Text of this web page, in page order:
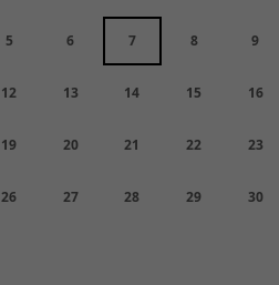
5 6 7 8 9
12 13 14 15 16
19 20 21 22 23
26 27 28 29 30